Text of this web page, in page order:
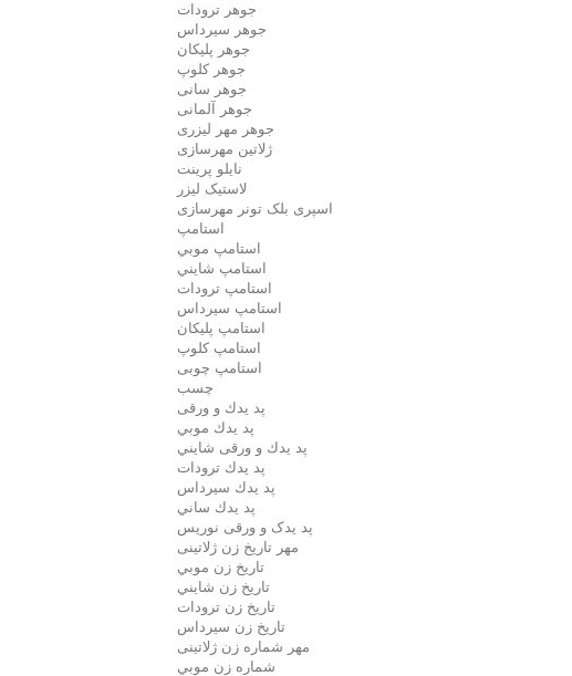
جوهر ترودات
جوهر سيرداس
جوهر پلیکان
جوهر کلوپ
جوهر سانی
جوهر آلمانی
جوهر مهر لیزری
ژلاتين مهرسازی
نایلو پرینت
لاستیک لیزر
اسپری بلک تونر مهرسازی
استامپ
استامپ موبي
استامپ شايني
استامپ ترودات
استامپ سيرداس
استامپ پلیکان
استامپ کلوپ
استامپ چوبی
چسب
پد يدك و ورقی
پد يدك موبي
پد يدك و ورقی شايني
پد يدك ترودات
پد يدك سيرداس
پد يدك ساني
پد یدک و ورقی نوریس
مهر تاريخ زن ژلاتینی
تاريخ زن موبي
تاريخ زن شايني
تاريخ زن ترودات
تاريخ زن سيرداس
مهر شماره زن ژلاتینی
شماره زن موبي